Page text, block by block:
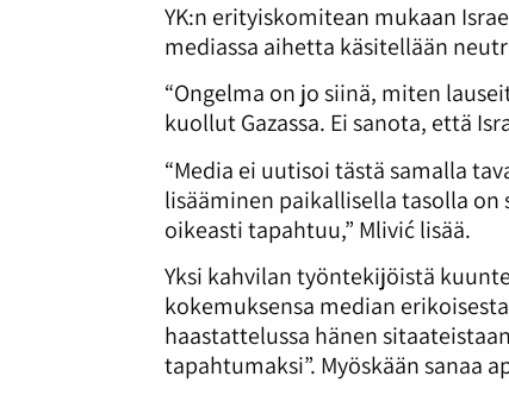
YK:n erityiskomitean mukaan
mediassa aihetta käsitellään
“Ongelma on jo siinä, miten
kuollut Gazassa. Ei sanota, että
“Media ei uutisoi tästä samalla
lisääminen paikallisella tasolla
oikeasti tapahtuu,” Mlivić lisää.
Yksi kahvilan työntekijöistä
kokemuksensa median
haastattelussa hänen
tapahtumaksi”. Myöskään sanaa